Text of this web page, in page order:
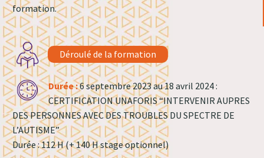
formation.
Déroulé de la formation
Durée :6 septembre 2023 au 18 avril 2024 :
CERTIFICATION UNAFORIS “INTERVENIR AUPRES
DES PERSONNES AVEC DES TROUBLES DU SPECTRE DE
L’AUTISME”
Durée : 112 H (+ 140 H stage optionnel)